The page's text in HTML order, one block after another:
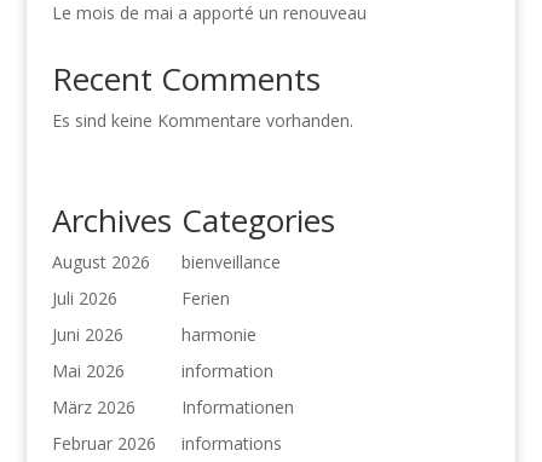
Le mois de mai a apporté un renouveau
Recent Comments
Es sind keine Kommentare vorhanden.
Archives
August 2026
Juli 2026
Juni 2026
Mai 2026
März 2026
Februar 2026
Categories
bienveillance
Ferien
harmonie
information
Informationen
informations